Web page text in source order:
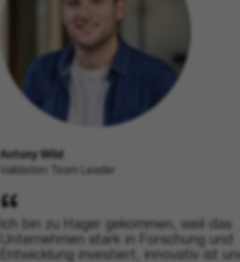
Antony Wild
Validation Team Leader
Ich bin zu Hager gekommen, weil das
Unternehmen stark in Forschung und
Entwicklung investiert, innovativ ist und